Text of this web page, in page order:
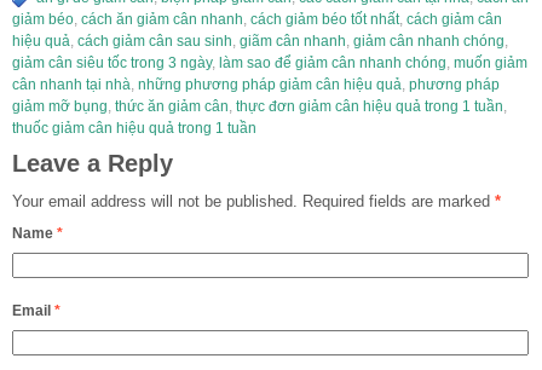
giảm béo, cách ăn giảm cân nhanh, cách giảm béo tốt nhất, cách giảm cân
hiệu quả, cách giảm cân sau sinh, giãm cân nhanh, giảm cân nhanh chóng,
giảm cân siêu tốc trong 3 ngày, làm sao để giảm cân nhanh chóng, muốn giảm
cân nhanh tại nhà, những phương pháp giảm cân hiệu quả, phương pháp
giảm mỡ bụng, thức ăn giảm cân, thực đơn giảm cân hiệu quả trong 1 tuần,
thuốc giảm cân hiệu quả trong 1 tuần
Leave a Reply
Your email address will not be published. Required fields are marked *
Name *
Email *